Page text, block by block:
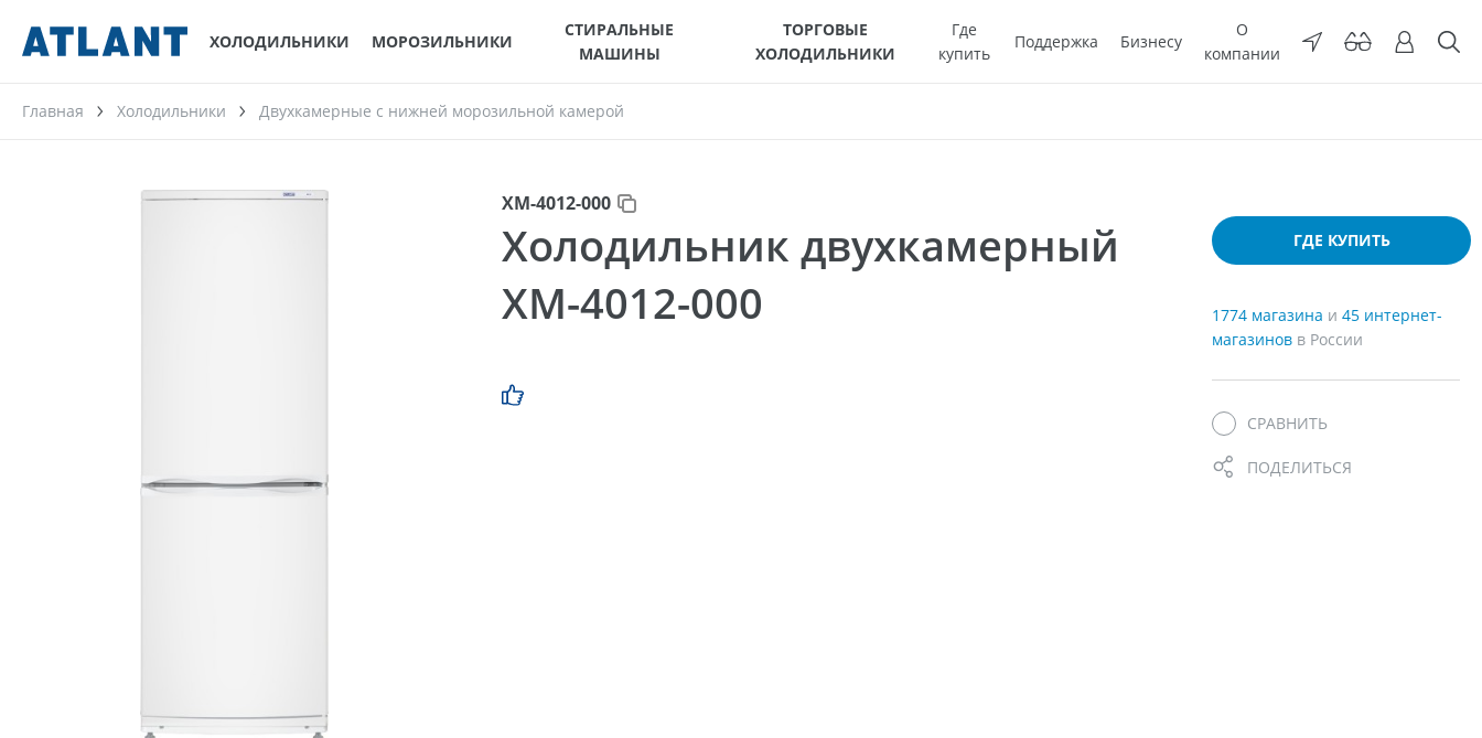
ХОЛОДИЛЬНИКИ МОРОЗИЛЬНИКИ
СТИРАЛЬНЫЕ
МАШИНЫ
ТОРГОВЫЕ
ХОЛОДИЛЬНИКИ
Где
купить
Поддержка Бизнесу
О
компании
Главная Холодильники Двухкамерные с нижней морозильной камерой
ХМ-4012-000
Холодильник двухкамерный
ХМ-4012-000
ГДЕ КУПИТЬ
1774 магазина и 45 интернет-
магазинов в России
СРАВНИТЬ
ПОДЕЛИТЬСЯ